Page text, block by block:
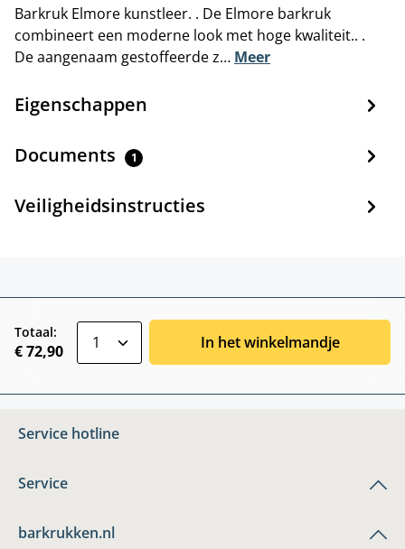
Barkruk Elmore kunstleer. . De Elmore barkruk
combineert een moderne look met hoge kwaliteit.. .
De aangenaam gestoffeerde z… Meer
Eigenschappen
Documents 1
Veiligheidsinstructies
Totaal:
€ 72,90 In het winkelmandje
Service hotline
Service
barkrukken.nl